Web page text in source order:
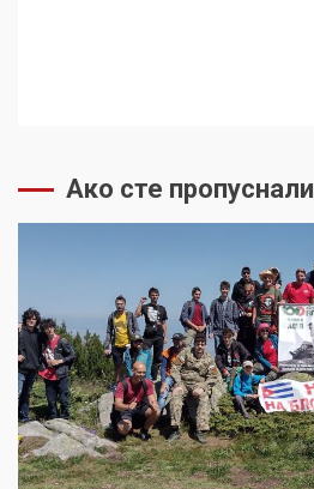
Ако сте пропуснали